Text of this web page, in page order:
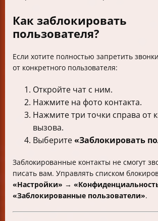
Как заблокировать
пользователя?
Если хотите полностью запретить
от конкретного пользователя:
Откройте чат с ним.
Нажмите на фото контакта.
Нажмите три точки справа от
вызова.
Выберите«Заблокировать
Заблокированные контакты не смогут
писать вам. Управлять списком
«Настройки» →
«Заблокированные пользователи».